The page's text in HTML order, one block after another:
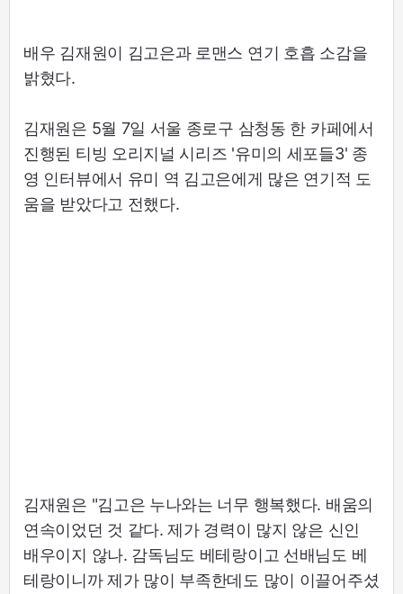
배우 김재원이 김고은과 로맨스 연기 호흡 소감을
밝혔다.
김재원은 5월 7일 서울 종로구 삼청동 한 카페에서
진행된 티빙 오리지널 시리즈 '유미의 세포들3' 종
영 인터뷰에서 유미 역 김고은에게 많은 연기적 도
움을 받았다고 전했다.
김재원은 "김고은 누나와는 너무 행복했다. 배움의
연속이었던 것 같다. 제가 경력이 많지 않은 신인
배우이지 않나. 감독님도 베테랑이고 선배님도 베
테랑이니까 제가 많이 부족한데도 많이 이끌어주셨